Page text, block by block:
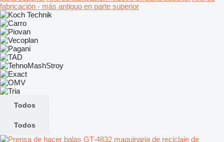
fabricación - más antiguo en parte superior
Todos
Todos